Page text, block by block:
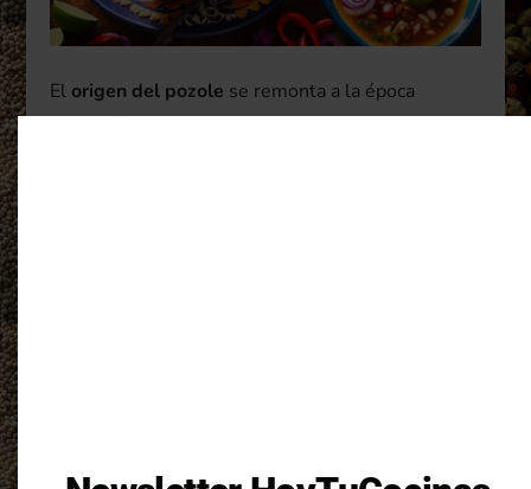
El origen del pozole se remonta a la época
prehispánica, donde los antiguos mexicanos